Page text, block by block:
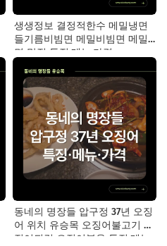
생생정보 결정적한수 메밀냉면
들기름비빔면 메밀비빔면 메밀
면 맛집 특징·메뉴·가격
동네의 명장들 압구정 37년 오징
어 위치 유승목 오징어불고기 오
징어튀김 오징어볶음 특징·메뉴·